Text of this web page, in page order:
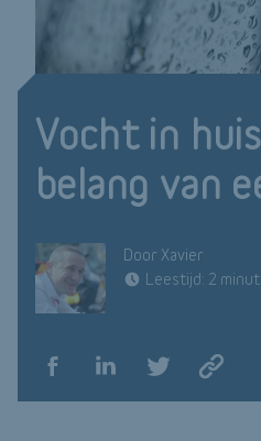
Vocht in
belang van
Door Xavier
Leestijd: 2